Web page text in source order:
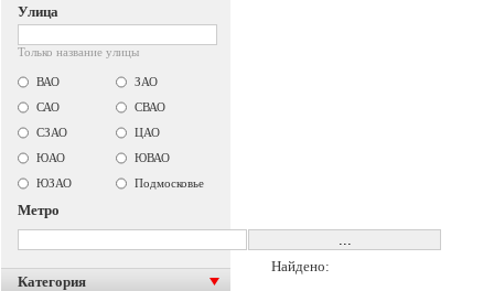
Найдено:
Улица
Только название улицы
ВАО
ЗАО
САО
СВАО
СЗАО
ЦАО
ЮАО
ЮВАО
ЮЗАО
Подмосковье
Метро
Категория